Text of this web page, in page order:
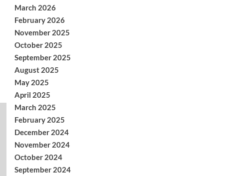
March 2026
February 2026
November 2025
October 2025
September 2025
August 2025
May 2025
April 2025
March 2025
February 2025
December 2024
November 2024
October 2024
September 2024